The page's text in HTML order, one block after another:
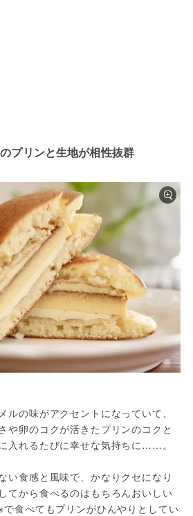
プリンと生地が相性抜群
ルの味がアクセントになっていて、
や卵のコクが活きたプリンのコクと
入れるたびに幸せな気持ちに……。
い食感と風味で、かなりクセになり
てから食べるのはもちろんおいしい
食べてもプリンがひんやりとしてい